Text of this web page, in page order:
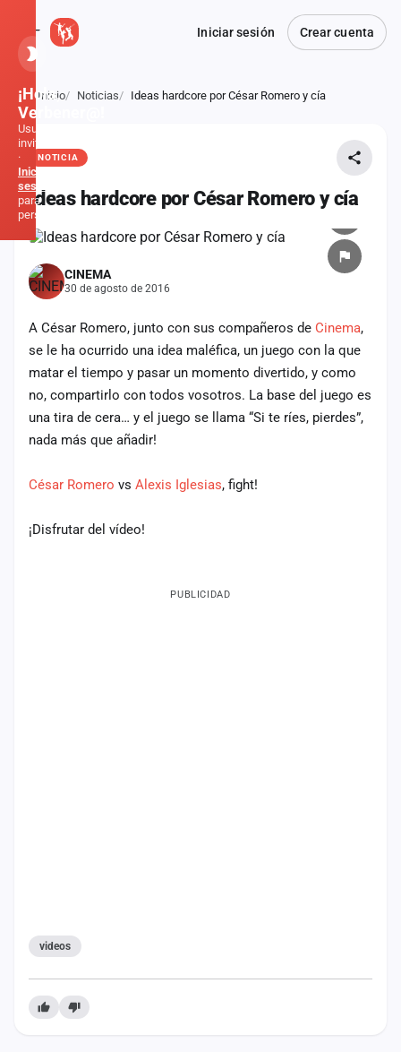
Iniciar sesión Crear cuenta
Atrás
Inicio Noticias Ideas hardcore por César Romero y cía
NOTICIA
Ideas hardcore por César Romero y cía
CINEMA
30 de agosto de 2016
A César Romero, junto con sus compañeros de Cinema,
se le ha ocurrido una idea maléfica, un juego con la que
matar el tiempo y pasar un momento divertido, y como
no, compartirlo con todos vosotros. La base del juego es
una tira de cera… y el juego se llama “Si te ríes, pierdes”,
nada más que añadir!
César Romero vs Alexis Iglesias, fight!
¡Disfrutar del vídeo!
PUBLICIDAD
videos
¡Hola,
Verbener@!
Usuario
invitado
·
Inicia
sesión
para
personalizar
Inicio
Formaciones
Fiestas
de
Componentes
Fichajes